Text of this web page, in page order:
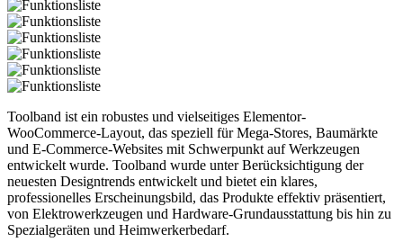
Toolband ist ein robustes und vielseitiges Elementor-
WooCommerce-Layout, das speziell für Mega-Stores, Baumärkte
und E-Commerce-Websites mit Schwerpunkt auf Werkzeugen
entwickelt wurde. Toolband wurde unter Berücksichtigung der
neuesten Designtrends entwickelt und bietet ein klares,
professionelles Erscheinungsbild, das Produkte effektiv präsentiert,
von Elektrowerkzeugen und Hardware-Grundausstattung bis hin zu
Spezialgeräten und Heimwerkerbedarf.